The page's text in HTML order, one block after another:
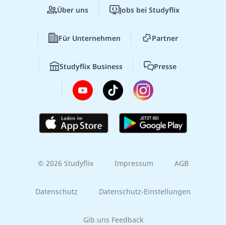
Über uns Jobs bei Studyflix
Für Unternehmen Partner
Studyflix Business Presse
© 2026 Studyflix Impressum AGB
Datenschutz Datenschutz-Einstellungen
Gib uns Feedback